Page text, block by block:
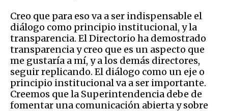
Creo que para eso va a ser indispensable el
diálogo como principio institucional, y la
transparencia. El Directorio ha demostrado
transparencia y creo que es un aspecto que
me gustaría a mí, y a los demás directores,
seguir replicando. El diálogo como un eje o
principio institucional va a ser importante.
Creemos que la Superintendencia debe de
fomentar una comunicación abierta y sobre